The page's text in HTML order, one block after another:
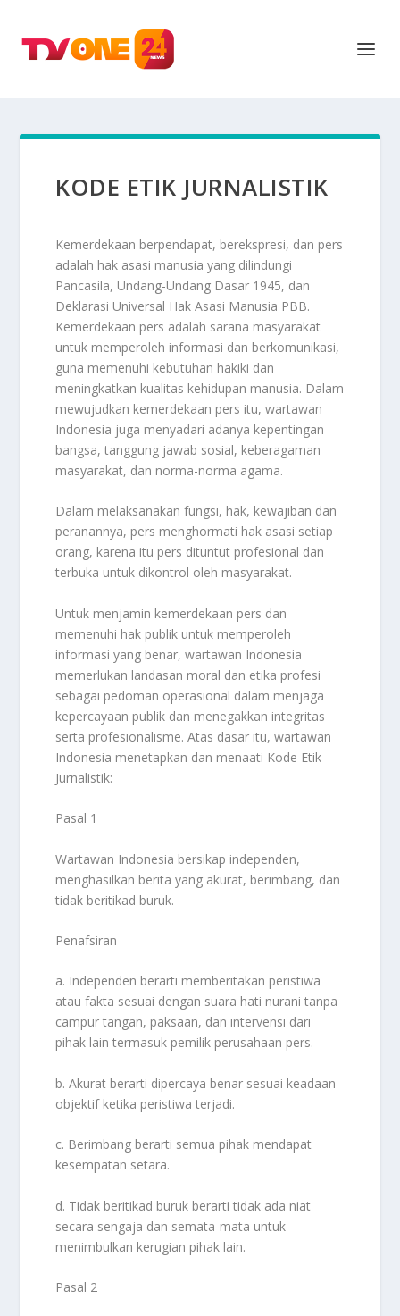
KODE ETIK JURNALISTIK
Kemerdekaan berpendapat, berekspresi, dan pers
adalah hak asasi manusia yang dilindungi
Pancasila, Undang-Undang Dasar 1945, dan
Deklarasi Universal Hak Asasi Manusia PBB.
Kemerdekaan pers adalah sarana masyarakat
untuk memperoleh informasi dan berkomunikasi,
guna memenuhi kebutuhan hakiki dan
meningkatkan kualitas kehidupan manusia. Dalam
mewujudkan kemerdekaan pers itu, wartawan
Indonesia juga menyadari adanya kepentingan
bangsa, tanggung jawab sosial, keberagaman
masyarakat, dan norma-norma agama.
Dalam melaksanakan fungsi, hak, kewajiban dan
peranannya, pers menghormati hak asasi setiap
orang, karena itu pers dituntut profesional dan
terbuka untuk dikontrol oleh masyarakat.
Untuk menjamin kemerdekaan pers dan
memenuhi hak publik untuk memperoleh
informasi yang benar, wartawan Indonesia
memerlukan landasan moral dan etika profesi
sebagai pedoman operasional dalam menjaga
kepercayaan publik dan menegakkan integritas
serta profesionalisme. Atas dasar itu, wartawan
Indonesia menetapkan dan menaati Kode Etik
Jurnalistik:
Pasal 1
Wartawan Indonesia bersikap independen,
menghasilkan berita yang akurat, berimbang, dan
tidak beritikad buruk.
Penafsiran
a. Independen berarti memberitakan peristiwa
atau fakta sesuai dengan suara hati nurani tanpa
campur tangan, paksaan, dan intervensi dari
pihak lain termasuk pemilik perusahaan pers.
b. Akurat berarti dipercaya benar sesuai keadaan
objektif ketika peristiwa terjadi.
c. Berimbang berarti semua pihak mendapat
kesempatan setara.
d. Tidak beritikad buruk berarti tidak ada niat
secara sengaja dan semata-mata untuk
menimbulkan kerugian pihak lain.
Pasal 2